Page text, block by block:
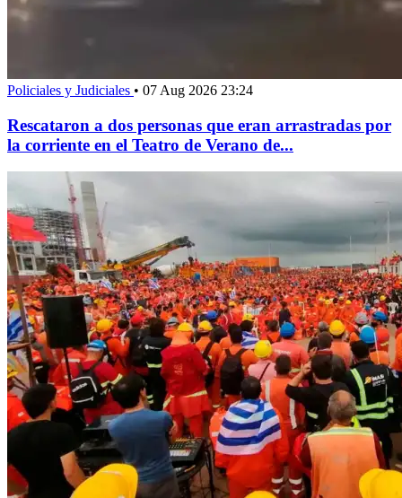
Policiales y Judiciales • 07 Aug 2026 23:24
Rescataron a dos personas que eran arrastradas por
la corriente en el Teatro de Verano de...